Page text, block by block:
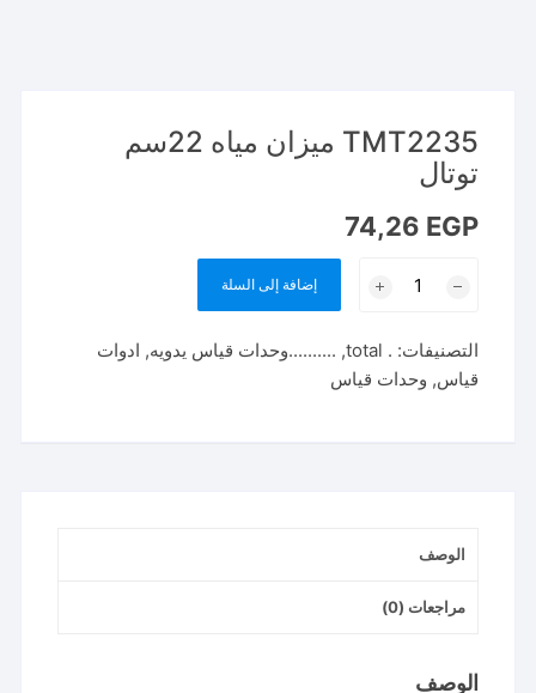
TMT2235 ميزان مياه 22سم
توتال
74,26 EGP
TMT2235
مياه
22سم
إضافة إلى السلة
التصنيفات: . total
, ..........وحدات قياس يدويه, ادوات
قياس, وحدات قياس
الوصف
مراجعات (0)
الوصف